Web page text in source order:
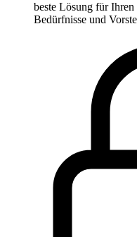
beste Lösung für
Bedürfnisse und